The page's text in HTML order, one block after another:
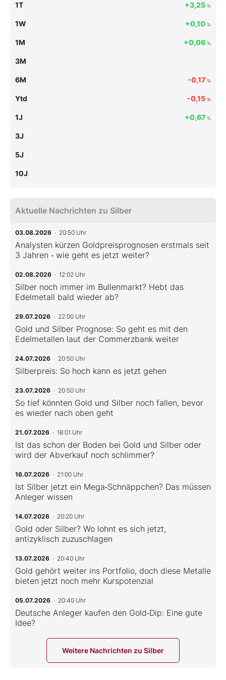
1T +3,25 %
1W +0,10 %
1M +0,06 %
3M
6M -0,17 %
Ytd -0,15 %
1J +0,67 %
3J
5J
10J
Aktuelle Nachrichten zu Silber
03.08.2026 · 20:50 Uhr
Analysten kürzen Goldpreisprognosen erstmals seit
3 Jahren ‑ wie geht es jetzt weiter?
02.08.2026 · 12:02 Uhr
Silber noch immer im Bullenmarkt? Hebt das
Edelmetall bald wieder ab?
29.07.2026 · 22:00 Uhr
Gold und Silber Prognose: So geht es mit den
Edelmetallen laut der Commerzbank weiter
24.07.2026 · 20:50 Uhr
Silberpreis: So hoch kann es jetzt gehen
23.07.2026 · 20:50 Uhr
So tief könnten Gold und Silber noch fallen, bevor
es wieder nach oben geht
21.07.2026 · 18:01 Uhr
Ist das schon der Boden bei Gold und Silber oder
wird der Abverkauf noch schlimmer?
16.07.2026 · 21:00 Uhr
Ist Silber jetzt ein Mega‑Schnäppchen? Das müssen
Anleger wissen
14.07.2026 · 20:20 Uhr
Gold oder Silber? Wo lohnt es sich jetzt,
antizyklisch zuzuschlagen
13.07.2026 · 20:40 Uhr
Gold gehört weiter ins Portfolio, doch diese Metalle
bieten jetzt noch mehr Kurspotenzial
05.07.2026 · 20:40 Uhr
Deutsche Anleger kaufen den Gold‑Dip: Eine gute
Idee?
Weitere Nachrichten zu Silber